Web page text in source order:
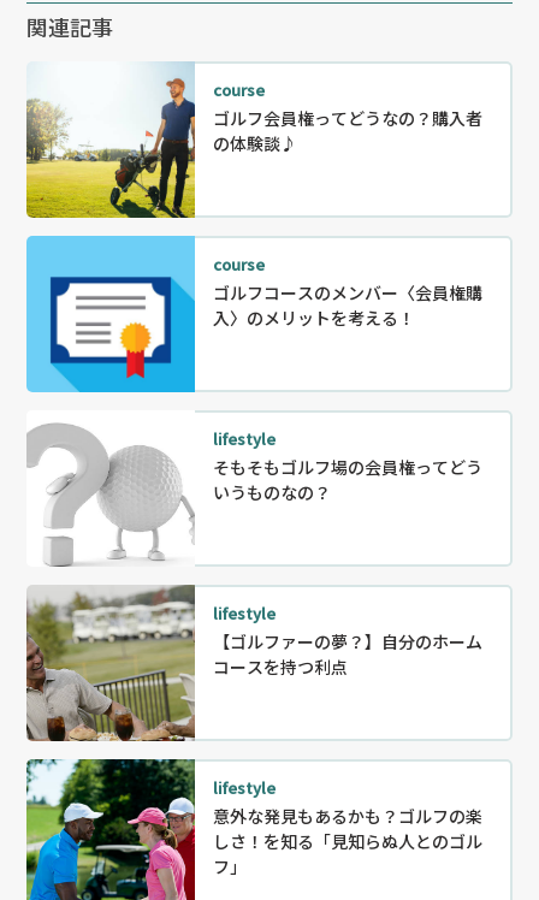
関連記事
course
ゴルフ会員権ってどうなの？購入者
の体験談♪
course
ゴルフコースのメンバー〈会員権購
入〉のメリットを考える！
lifestyle
そもそもゴルフ場の会員権ってどう
いうものなの？
lifestyle
【ゴルファーの夢？】自分のホーム
コースを持つ利点
lifestyle
意外な発見もあるかも？ゴルフの楽
しさ！を知る「見知らぬ人とのゴル
フ」